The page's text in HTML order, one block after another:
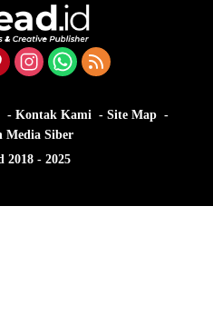
Kontak Kami
Site Map
Media Siber
2018 - 2025